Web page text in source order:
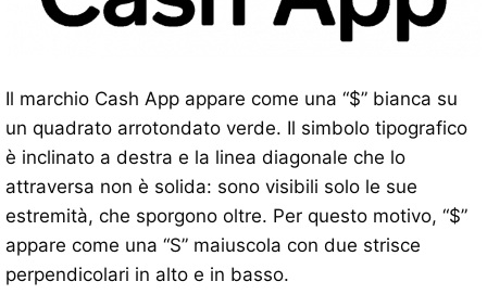
Il marchio Cash App appare come una “$” bianca su
un quadrato arrotondato verde. Il simbolo tipografico
è inclinato a destra e la linea diagonale che lo
attraversa non è solida: sono visibili solo le sue
estremità, che sporgono oltre. Per questo motivo, “$”
appare come una “S” maiuscola con due strisce
perpendicolari in alto e in basso.